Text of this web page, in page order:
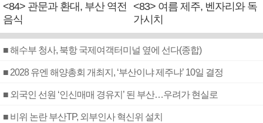
<84> 관문과 환대, 부산 역전
음식
<83> 여름 제주, 벤자리와 독
가시치
■ 해수부 청사, 북항 국제여객터미널 옆에 선다(종합)
■ 2028 유엔 해양총회 개최지, ‘부산이냐 제주냐’ 10일 결정
■ 외국인 선원 ‘인신매매 경유지’ 된 부산…우려가 현실로
■ 비위 논란 부산TP, 외부인사 혁신위 설치